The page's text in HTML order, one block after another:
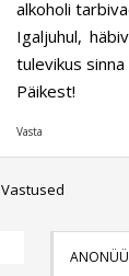
alkoholi
Igaljuhul,
tulevikus
Päikest!
Vasta
Vastused